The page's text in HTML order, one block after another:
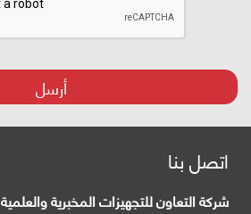
أرسل
اتصل بنا
شركة التعاون للتجهيزات المخبرية والعلمية